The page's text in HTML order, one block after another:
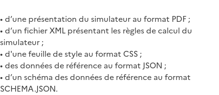
• d’une présentation du simulateur au format PDF ;
• d’un fichier XML présentant les règles de calcul du
simulateur ;
• d'une feuille de style au format CSS ;
• des données de référence au format JSON ;
• d’un schéma des données de référence au format
SCHEMA.JSON.